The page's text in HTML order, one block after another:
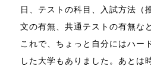
日、テストの科目、入試方法（
文の有無、共通テストの有無な
これで、ちょっと自分にはハー
した大学もありました。あとは